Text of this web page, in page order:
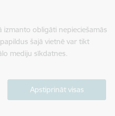
obligāti nepieciešamās
šajā vietnē var tikt
mediju sīkdatnes.
Apstiprināt visas